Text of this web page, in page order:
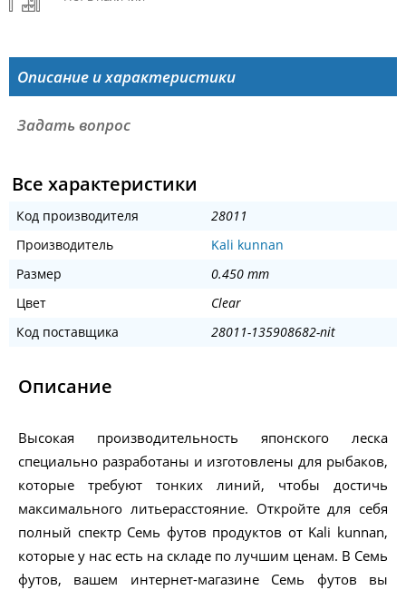
Описание и характеристики
Задать вопрос
Все характеристики
Код производителя
28011
Производитель
Kali kunnan
Размер
0.450 mm
Цвет
Clear
Код поставщика
28011-135908682-nit
Описание
Высокая производительность японского леска
специально разработаны и изготовлены для рыбаков,
которые требуют тонких линий, чтобы достичь
максимального литьерасстояние. Откройте для себя
полный спектр Семь футов продуктов от Kali kunnan,
которые у нас есть на складе по лучшим ценам. В Семь
футов, вашем интернет-магазине Семь футов вы